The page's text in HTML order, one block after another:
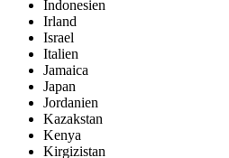
Indonesien
Irland
Israel
Italien
Jamaica
Japan
Jordanien
Kazakstan
Kenya
Kirgizistan